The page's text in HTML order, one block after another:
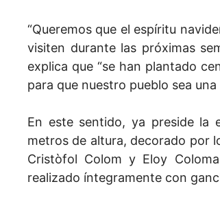
“Queremos que el espíritu
visiten durante las próximas
explica que “se han plantado
para que nuestro pueblo sea
En este sentido, ya preside la
metros de altura, decorado por
Cristòfol Colom y Eloy
realizado íntegramente con